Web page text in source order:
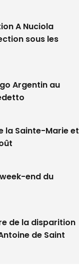
A Nuciola
sous les
Argentin au
la Sainte-Marie et
end du
de la disparition
de Saint